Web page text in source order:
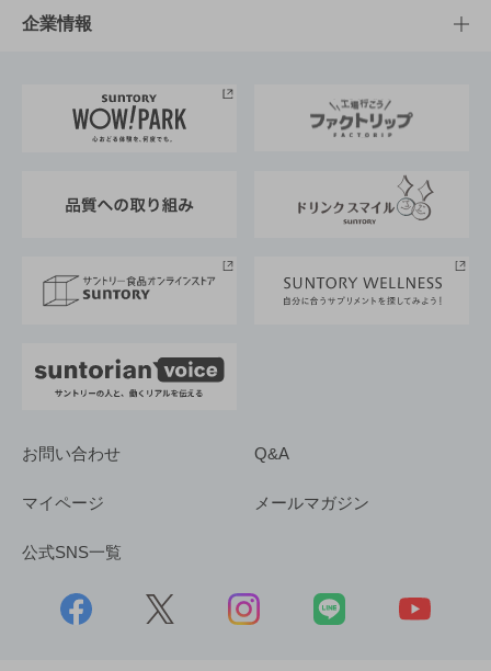
栄養成分一覧
工場見学
地域情報
サントリーホール
サントリーサンバーズ大阪
サステナビリティTOP
サントリーが考えるサステナビリティ経営
企業情報
企業概要
採用情報
お問い合わせ Q&A
マイページ メールマガジン
公式SNS一覧